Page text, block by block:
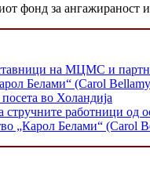
фонд за ангажираност
на МЦМС и
Белами“ (Carol
во Холандија
работници од
„Карол Белами“ (Carol